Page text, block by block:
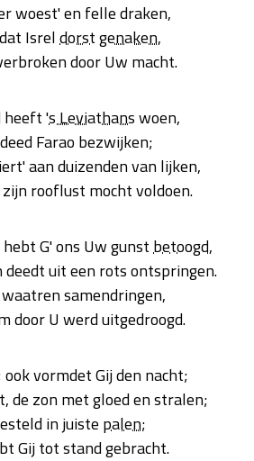
woest' en felle draken,
Isreldorstgenaken,
door Uw macht.
heeft 's Leviathanswoen,
Farao bezwijken;
aan duizenden van lijken,
rooflust mocht voldoen.
hebt G' ons Uw gunstbetoogd,
deedt uit een rots ontspringen.
samendringen,
door U werd uitgedroogd.
ook vormdet Gij den nacht;
de zon met gloed en stralen;
in juiste palen;
Gij tot stand gebracht.